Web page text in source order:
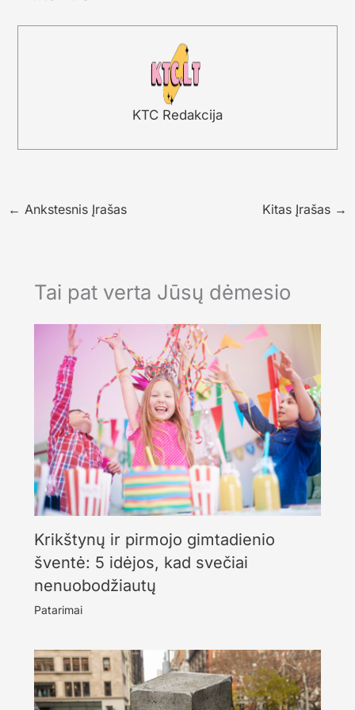
KTC Redakcija
← Ankstesnis Įrašas Kitas Įrašas →
Tai pat verta Jūsų dėmesio
Krikštynų ir pirmojo gimtadienio
šventė: 5 idėjos, kad svečiai
nenuobodžiautų
Patarimai